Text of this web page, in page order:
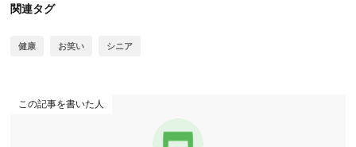
関連タグ
健康 お笑い シニア
この記事を書いた人